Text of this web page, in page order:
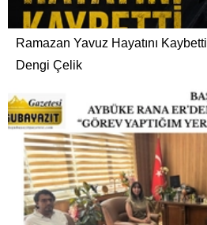
Ramazan Yavuz Hayatını Kaybetti
Dengi Çelik